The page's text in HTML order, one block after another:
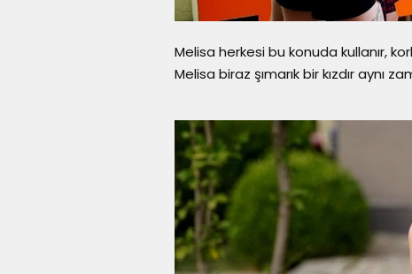
Melisa herkesi bu konuda kullanır,
Melisa biraz şımarık bir kızdır aynı